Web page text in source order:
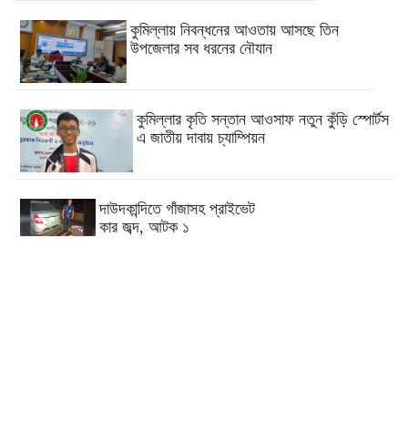
কুমিল্লায় নিবন্ধনের আওতায় আসছে তিন
উপজেলার সব ধরনের নৌযান
কুমিল্লার কৃতি সন্তান আওসাফ নতুন কুঁড়ি স্পোর্টস
এ জাতীয় দাবায় চ্যাম্পিয়ন
দাউদকান্দিতে গাঁজাসহ প্রাইভেট
কার জব্দ, আটক ১